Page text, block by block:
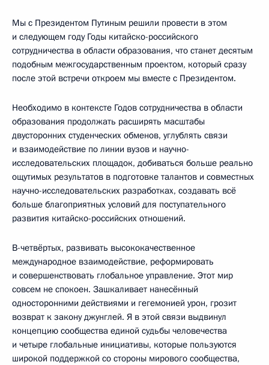
Мы с Президентом Путиным решили провести в этом
и следующем году Годы китайско-российского
сотрудничества в области образования, что станет десятым
подобным межгосударственным проектом, который сразу
после этой встречи откроем мы вместе с Президентом.
Необходимо в контексте Годов сотрудничества в области
образования продолжать расширять масштабы
двусторонних студенческих обменов, углублять связи
и взаимодействие по линии вузов и научно-
исследовательских площадок, добиваться больше реально
ощутимых результатов в подготовке талантов и совместных
научно-исследовательских разработках, создавать всё
больше благоприятных условий для поступательного
развития китайско-российских отношений.
В-четвёртых, развивать высококачественное
международное взаимодействие, реформировать
и совершенствовать глобальное управление. Этот мир
совсем не спокоен. Зашкаливает нанесённый
односторонними действиями и гегемонией урон, грозит
возврат к закону джунглей. Я в этой связи выдвинул
концепцию сообщества единой судьбы человечества
и четыре глобальные инициативы, которые пользуются
широкой поддержкой со стороны мирового сообщества,